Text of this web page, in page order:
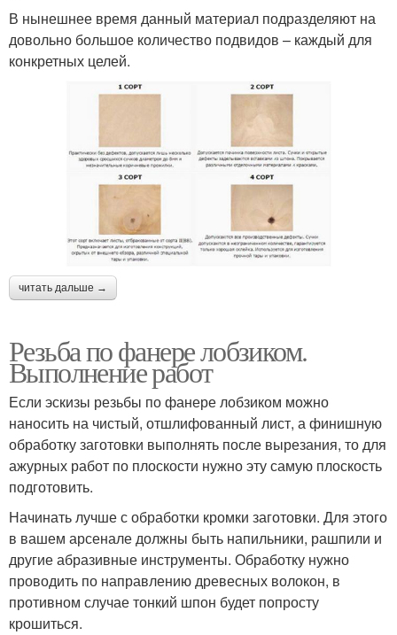
В нынешнее время данный материал подразделяют на
довольно большое количество подвидов – каждый для
конкретных целей.
читать дальше →
Резьба по фанере лобзиком.
Выполнение работ
Если эскизы резьбы по фанере лобзиком можно
наносить на чистый, отшлифованный лист, а финишную
обработку заготовки выполнять после вырезания, то для
ажурных работ по плоскости нужно эту самую плоскость
подготовить.
Начинать лучше с обработки кромки заготовки. Для этого
в вашем арсенале должны быть напильники, рашпили и
другие абразивные инструменты. Обработку нужно
проводить по направлению древесных волокон, в
противном случае тонкий шпон будет попросту
крошиться.